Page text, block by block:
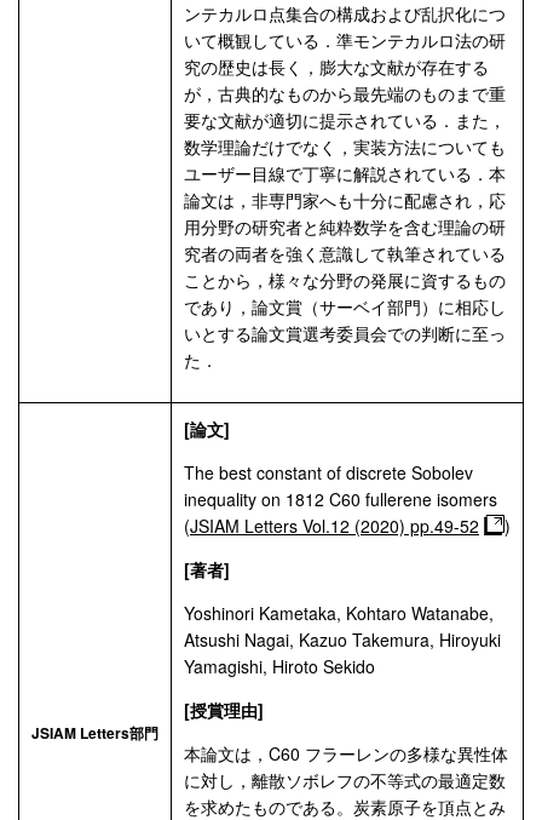
ンテカルロ点集合の構成および乱択化につ
いて概観している．準モンテカルロ法の研
究の歴史は長く，膨大な文献が存在する
が，古典的なものから最先端のものまで重
要な文献が適切に提示されている．また，
数学理論だけでなく，実装方法についても
ユーザー目線で丁寧に解説されている．本
論文は，非専門家へも十分に配慮され，応
用分野の研究者と純粋数学を含む理論の研
究者の両者を強く意識して執筆されている
ことから，様々な分野の発展に資するもの
であり，論文賞（サーベイ部門）に相応し
いとする論文賞選考委員会での判断に至っ
た．
JSIAM Letters部門
[論文]
The best constant of discrete Sobolev
inequality on 1812 C60 fullerene isomers
(JSIAM Letters Vol.12 (2020) pp.49-52
)
[著者]
Yoshinori Kametaka, Kohtaro Watanabe,
Atsushi Nagai, Kazuo Takemura, Hiroyuki
Yamagishi, Hiroto Sekido
[授賞理由]
本論文は，C60 フラーレンの多様な異性体
に対し，離散ソボレフの不等式の最適定数
を求めたものである。炭素原子を頂点とみ